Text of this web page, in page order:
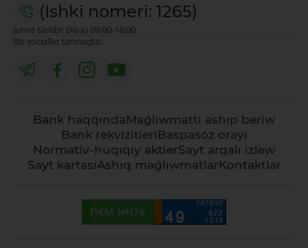
(Ishki nomeri: 1265)
Jumıs tártibi: Dú-Ju 09:00-18:00
Biz sociallıq tarmaqta:
Bank haqqındaMaǵlıwmattı ashıp beriw
Bank rekvizitleri Baspasóz orayı
Normativ-huqıqıy aktlerSayt arqalı izlew
Sayt kartasıAshıq maǵlıwmatlarKontaktlar